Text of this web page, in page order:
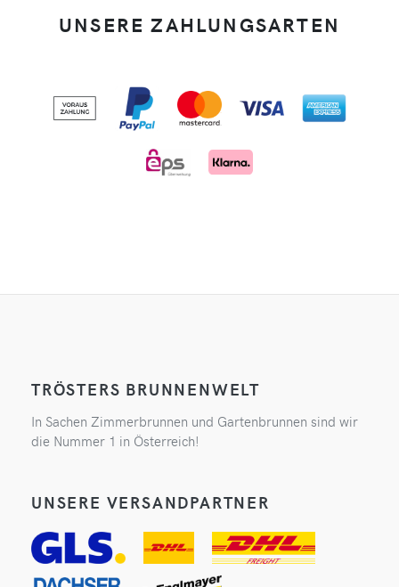
UNSERE ZAHLUNGSARTEN
TRÖSTERS BRUNNENWELT
In Sachen Zimmerbrunnen und Gartenbrunnen sind wir
die Nummer 1 in Österreich!
UNSERE VERSANDPARTNER